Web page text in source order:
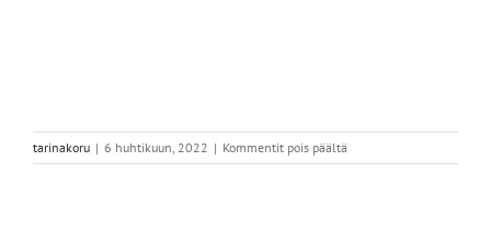
tarinakoru | 6 huhtikuun, 2022 | Kommentit pois päältä
67F8BAB3-